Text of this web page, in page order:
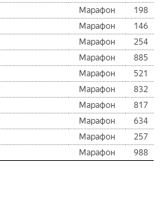
Марафон
198
Марафон
146
Марафон
254
Марафон
885
Марафон
521
Марафон
832
Марафон
817
Марафон
634
Марафон
257
Марафон 988